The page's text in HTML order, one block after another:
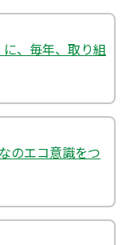
に、毎年、取り組
のエコ意識をつ